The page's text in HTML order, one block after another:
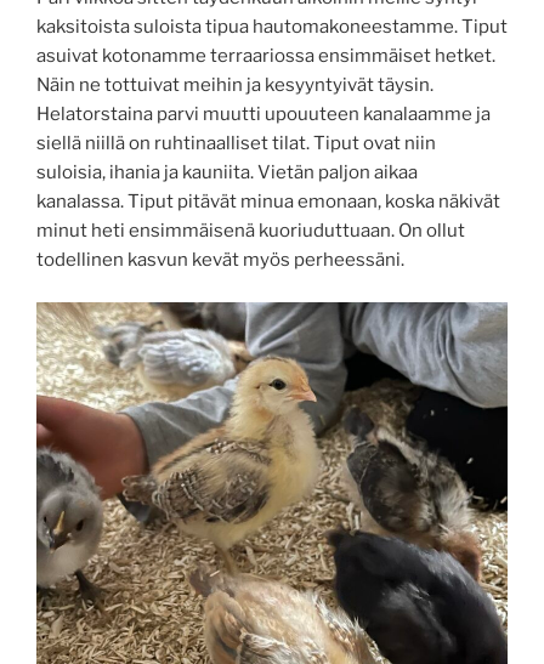
kaksitoista suloista tipua hautomakoneestamme. Tiput
asuivat kotonamme terraariossa ensimmäiset hetket.
Näin ne tottuivat meihin ja kesyyntyivät täysin.
Helatorstaina parvi muutti upouuteen kanalaamme ja
siellä niillä on ruhtinaalliset tilat. Tiput ovat niin
suloisia, ihania ja kauniita. Vietän paljon aikaa
kanalassa. Tiput pitävät minua emonaan, koska näkivät
minut heti ensimmäisenä kuoriuduttuaan. On ollut
todellinen kasvun kevät myös perheessäni.